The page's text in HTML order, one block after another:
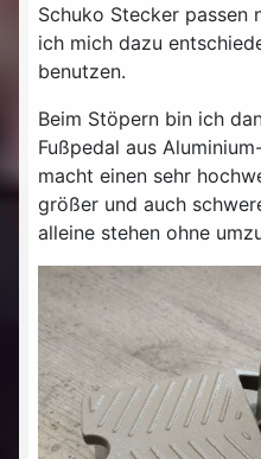
Schuko Stecker passen
ich mich dazu
benutzen.
Beim Stöpern bin ich
Fußpedal aus
macht einen sehr
größer und auch
alleine stehen ohne